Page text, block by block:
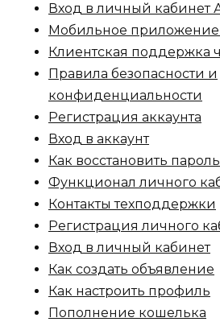
Вход в личный кабинет
Мобильное приложение
Клиентская поддержка
Правила безопасности и
конфиденциальности
Регистрация аккаунта
Вход в аккаунт
Как восстановить пароль
Функционал личного
Контакты техподдержки
Регистрация личного
Вход в личный кабинет
Как создать объявление
Как настроить профиль
Пополнение кошелька